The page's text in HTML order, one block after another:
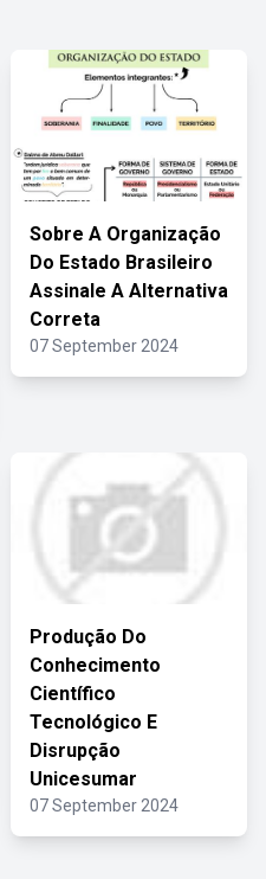
Sobre A Organização
Do Estado Brasileiro
Assinale A Alternativa
Correta
07 September 2024
Produção Do
Conhecimento
Científico
Tecnológico E
Disrupção
Unicesumar
07 September 2024